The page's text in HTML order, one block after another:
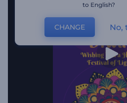
to English?
CHANGE No,